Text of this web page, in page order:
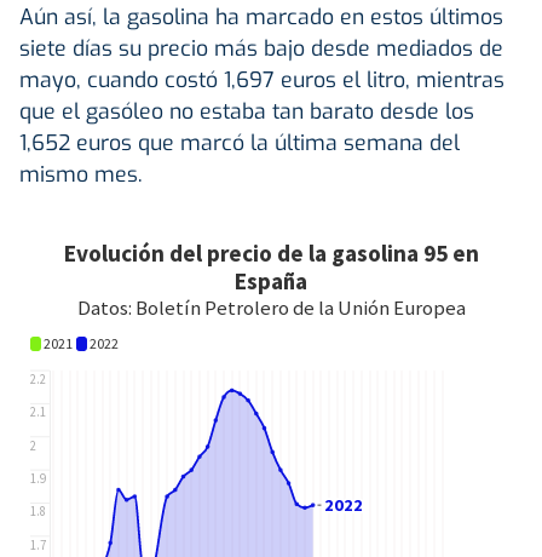
Aún así, la gasolina ha marcado en estos últimos
siete días su precio más bajo desde mediados de
mayo, cuando costó 1,697 euros el litro, mientras
que el gasóleo no estaba tan barato desde los
1,652 euros que marcó la última semana del
mismo mes.